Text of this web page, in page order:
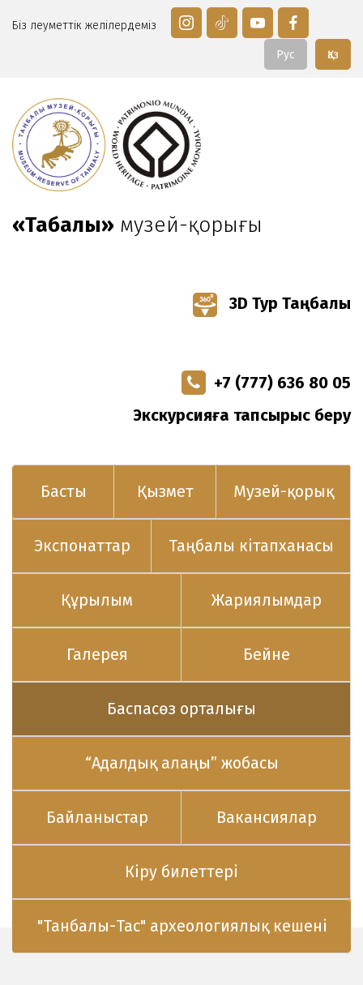
Біз әлеуметтік желілердеміз
Қаз
Рус
«Таңбалы» музей-қорығы
3D Тур Таңбалы
+7 (777) 636 80 05
Экскурсияға тапсырыс беру
Басты Қызмет Музей-қорық
Экспонаттар Таңбалы кітапханасы
Құрылым Жариялымдар
Галерея Бейне
Баспасөз орталығы
“Адалдық алаңы” жобасы
Байланыстар Вакансиялар
Кіру билеттері
"Танбалы-Тас" археологиялық кешені